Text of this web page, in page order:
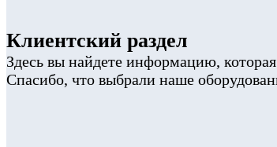
Клиентский раздел
Здесь вы найдете информацию,
Спасибо, что выбрали наше